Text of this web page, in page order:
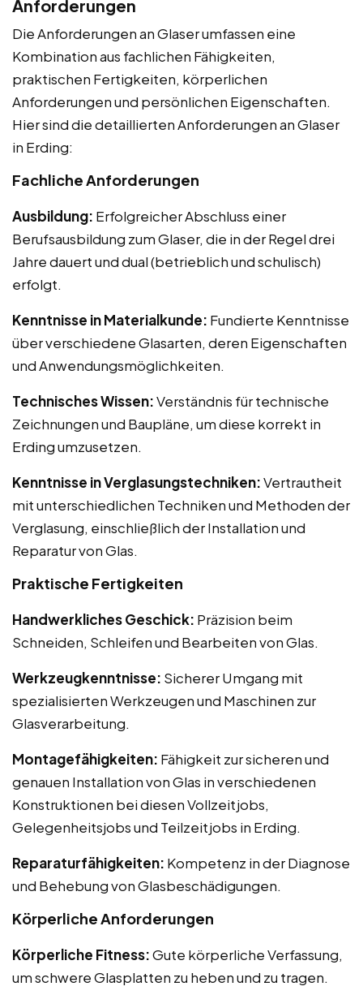
Anforderungen
Die Anforderungen an Glaser umfassen eine
Kombination aus fachlichen Fähigkeiten,
praktischen Fertigkeiten, körperlichen
Anforderungen und persönlichen Eigenschaften.
Hier sind die detaillierten Anforderungen an Glaser
in Erding:
Fachliche Anforderungen
Ausbildung: Erfolgreicher Abschluss einer
Berufsausbildung zum Glaser, die in der Regel drei
Jahre dauert und dual (betrieblich und schulisch)
erfolgt.
Kenntnisse in Materialkunde: Fundierte Kenntnisse
über verschiedene Glasarten, deren Eigenschaften
und Anwendungsmöglichkeiten.
Technisches Wissen:Verständnis für technische
Zeichnungen und Baupläne, um diese korrekt in
Erding umzusetzen.
Kenntnisse in Verglasungstechniken:Vertrautheit
mit unterschiedlichen Techniken und Methoden der
Verglasung, einschließlich der Installation und
Reparatur von Glas.
Praktische Fertigkeiten
Handwerkliches Geschick: Präzision beim
Schneiden, Schleifen und Bearbeiten von Glas.
Werkzeugkenntnisse: Sicherer Umgang mit
spezialisierten Werkzeugen und Maschinen zur
Glasverarbeitung.
Montagefähigkeiten: Fähigkeit zur sicheren und
genauen Installation von Glas in verschiedenen
Konstruktionen bei diesen Vollzeitjobs,
Gelegenheitsjobs und Teilzeitjobs in Erding.
Reparaturfähigkeiten: Kompetenz in der Diagnose
und Behebung von Glasbeschädigungen.
Körperliche Anforderungen
Körperliche Fitness:Gute körperliche Verfassung,
um schwere Glasplatten zu heben und zu tragen.